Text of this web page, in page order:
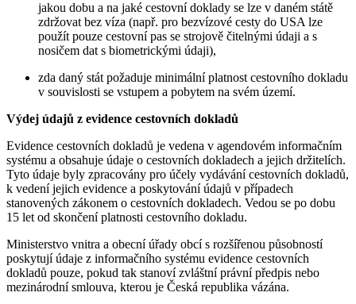
jakou dobu a na jaké cestovní doklady se lze v daném státě
zdržovat bez víza (např. pro bezvízové cesty do USA lze
použít pouze cestovní pas se strojově čitelnými údaji a s
nosičem dat s biometrickými údaji),
zda daný stát požaduje minimální platnost cestovního dokladu
v souvislosti se vstupem a pobytem na svém území.
Výdej údajů z evidence cestovních dokladů
Evidence cestovních dokladů je vedena v agendovém informačním
systému a obsahuje údaje o cestovních dokladech a jejich držitelích.
Tyto údaje byly zpracovány pro účely vydávání cestovních dokladů,
k vedení jejich evidence a poskytování údajů v případech
stanovených zákonem o cestovních dokladech. Vedou se po dobu
15 let od skončení platnosti cestovního dokladu.
Ministerstvo vnitra a obecní úřady obcí s rozšířenou působností
poskytují údaje z informačního systému evidence cestovních
dokladů pouze, pokud tak stanoví zvláštní právní předpis nebo
mezinárodní smlouva, kterou je Česká republika vázána.